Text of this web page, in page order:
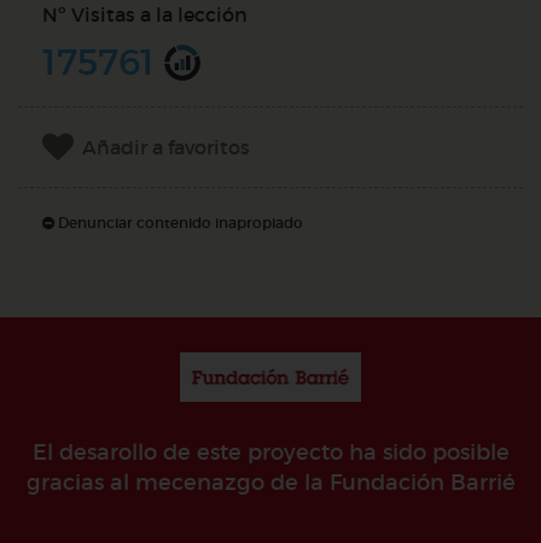
Nº Visitas a la lección
175761
Añadir a favoritos
Denunciar contenido inapropiado
El desarollo de este proyecto ha sido posible
gracias al mecenazgo de la Fundación Barrié